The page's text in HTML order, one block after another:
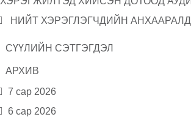
НИЙТ ХЭРЭГЛЭГЧДИЙН АНХААРАЛД
СҮҮЛИЙН СЭТГЭГДЭЛ
АРХИВ
7 сар 2026
6 сар 2026